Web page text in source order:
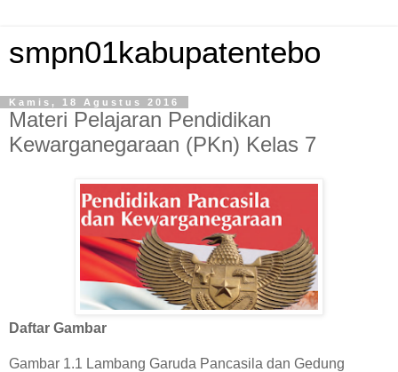
smpn01kabupatentebo
Kamis, 18 Agustus 2016
Materi Pelajaran Pendidikan
Kewarganegaraan (PKn) Kelas 7
Daftar Gambar
Gambar 1.1 Lambang Garuda Pancasila dan Gedung